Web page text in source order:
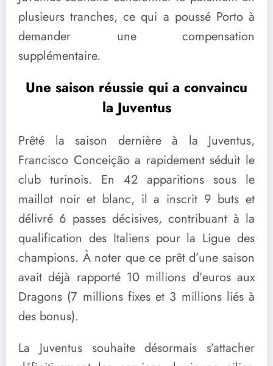
plusieurs tranches, ce qui a poussé Porto à
demander une compensation
supplémentaire.
Une saison réussie qui a convaincu
la Juventus
Prêté la saison dernière à la Juventus,
Francisco Conceição a rapidement séduit le
club turinois. En 42 apparitions sous le
maillot noir et blanc, il a inscrit 9 buts et
délivré 6 passes décisives, contribuant à la
qualification des Italiens pour la Ligue des
champions. À noter que ce prêt d’une saison
avait déjà rapporté 10 millions d’euros aux
Dragons (7 millions fixes et 3 millions liés à
des bonus).
La Juventus souhaite désormais s’attacher